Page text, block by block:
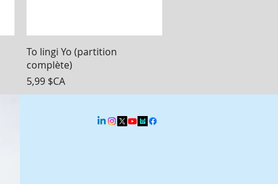
Aperçu rapide
To lingi Yo (partition
complète)
Prix
5,99 $CA